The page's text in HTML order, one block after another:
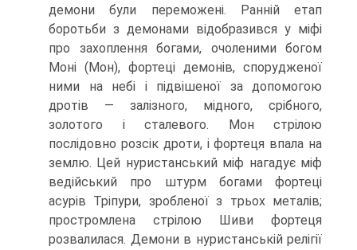
демони були переможені. Ранній етап
боротьби з демонами відобразив­ся у міфі
про захоплення богами, очоленими богом
Моні (Мон), фортеці демонів, спорудженої
ними на небі і підвішеної за допомогою
дротів — залізного, мідного, срібного,
золотого і сталевого. Мон стрілою
послідовно розсік дроти, і фортеця впала на
землю. Цей нуристанський міф нагадує міф
ведійський про штурм богами фортеці
асурів Тріпури, зробленої з трьох металів;
простромлена стрілою Шиви фортеця
розвалилася. Демони в нуристанській релігії